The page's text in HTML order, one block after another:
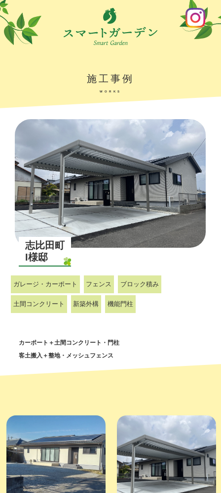
施工事例
WORKS
志比田町
I様邸
ガレージ・カーポート フェンス ブロック積み
土間コンクリート 新築外構 機能門柱
カーポート＋土間コンクリート・門柱
客土搬入＋整地・メッシュフェンス